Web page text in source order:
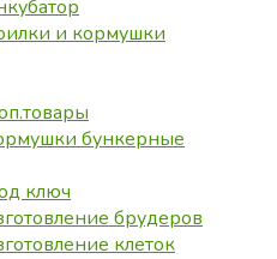
и кормушки
бункерные
ключ
брудеров
клеток